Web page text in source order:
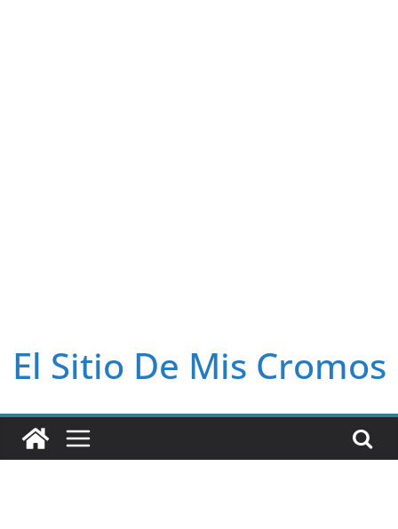
El Sitio De Mis Cromos